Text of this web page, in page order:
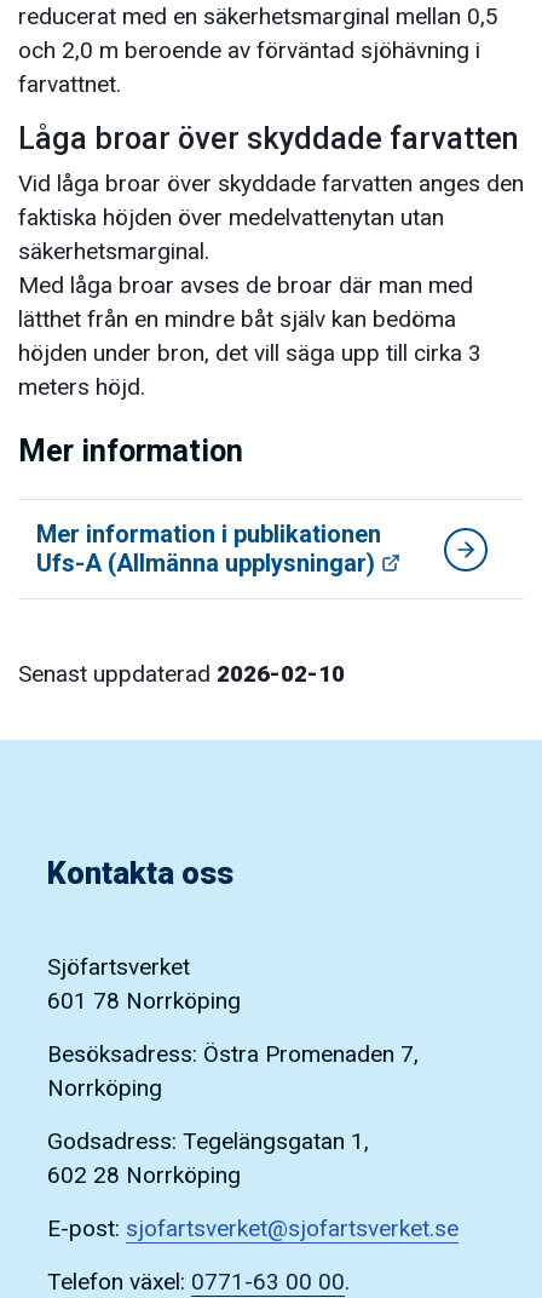
reducerat med en säkerhetsmarginal mellan 0,5
och 2,0 m beroende av förväntad sjöhävning i
farvattnet.
Låga broar över skyddade farvatten
Vid låga broar över skyddade farvatten anges den
faktiska höjden över medelvattenytan utan
säkerhetsmarginal.
Med låga broar avses de broar där man med
lätthet från en mindre båt själv kan bedöma
höjden under bron, det vill säga upp till cirka 3
meters höjd.
Mer information
Mer information i publikationen
Ufs-A (Allmänna upplysningar)
Senast uppdaterad 2026-02-10
Kontakta oss
Sjöfartsverket
601 78 Norrköping
Besöksadress: Östra Promenaden 7,
Norrköping
Godsadress: Tegelängsgatan 1,
602 28 Norrköping
E-post: sjofartsverket@sjofartsverket.se
Telefon växel: 0771-63 00 00.